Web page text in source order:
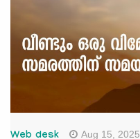
Web desk Aug 15, 2025